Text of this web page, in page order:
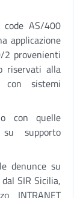
code AS/400
applicazione
2 provenienti
riservati alla
con sistemi
con quelle
supporto
denunce su
SIR Sicilia,
INTRANET